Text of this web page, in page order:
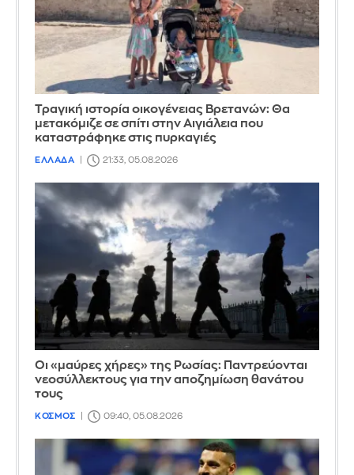
Τραγική ιστορία οικογένειας Βρετανών: Θα
μετακόμιζε σε σπίτι στην Αιγιάλεια που
καταστράφηκε στις πυρκαγιές
ΕΛΛΑΔΑ 21:33, 05.08.2026
Οι «μαύρες χήρες» της Ρωσίας: Παντρεύονται
νεοσύλλεκτους για την αποζημίωση θανάτου
τους
ΚΟΣΜΟΣ 09:40, 05.08.2026